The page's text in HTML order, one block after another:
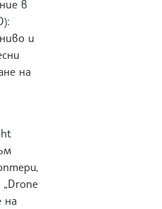
в
и
на
на